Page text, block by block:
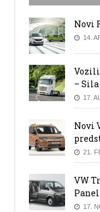
Novi
14.
Vozili
– Sila
17.
Novi
21.
VW
17.